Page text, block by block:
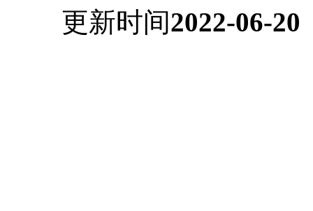
更新时间2022-06-20